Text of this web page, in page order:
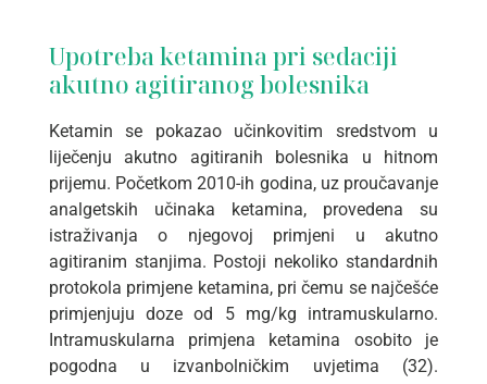
Upotreba ketamina pri sedaciji
akutno agitiranog bolesnika
Ketamin se pokazao učinkovitim sredstvom u
liječenju akutno agitiranih bolesnika u hitnom
prijemu. Početkom 2010-ih godina, uz proučavanje
analgetskih učinaka ketamina, provedena su
istraživanja o njegovoj primjeni u akutno
agitiranim stanjima. Postoji nekoliko standardnih
protokola primjene ketamina, pri čemu se najčešće
primjenjuju doze od 5 mg/kg intramuskularno.
Intramuskularna primjena ketamina osobito je
pogodna u izvanbolničkim uvjetima (32).